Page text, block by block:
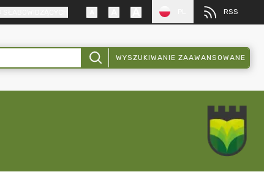
RSS
WYSZUKIWANIE ZAAWANSOWANE